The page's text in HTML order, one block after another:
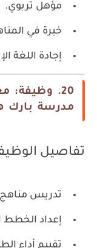
مؤهل تربوي.
خبرة في
إجادة اللغة
20. وظيفة:
مدرسة بارك
تفاصيل
تدريس مناهج
إعداد الخطط
تقييم أداء